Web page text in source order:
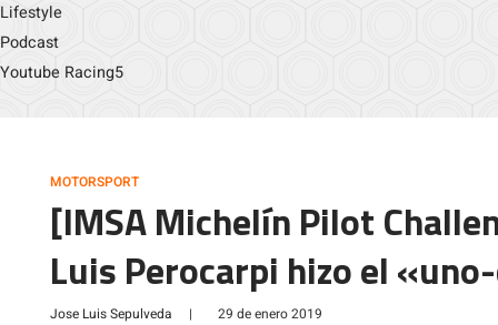
Lifestyle
Podcast
Youtube Racing5
MOTORSPORT
[IMSA Michelín Pilot
Luis Perocarpi hizo el
Jose Luis Sepulveda | 29 de enero 2019